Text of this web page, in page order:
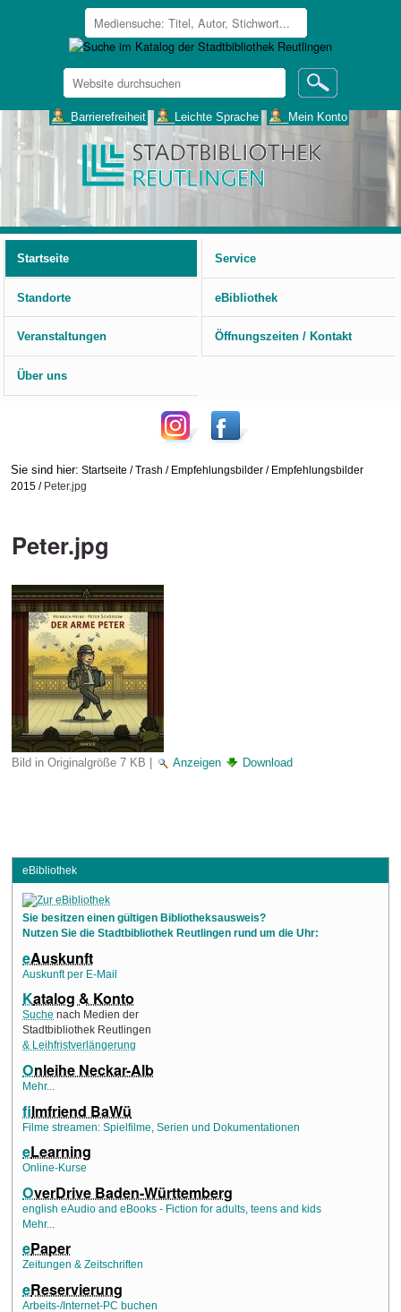
Website
durchsuchen
___Barrierefreiheit ___Leichte Sprache ___Mein Konto
Startseite
Service
Standorte eBibliothek
Veranstaltungen Öffnungszeiten / Kontakt
Über uns
Sie sind hier: Startseite /Trash / Empfehlungsbilder / Empfehlungsbilder
2015 / Peter.jpg
Peter.jpg
Bild in Originalgröße 7 KB | Anzeigen Download
eBibliothek
Sie besitzen einen gültigen Bibliotheksausweis?
Nutzen Sie die Stadtbibliothek Reutlingen rund um die Uhr:
eAuskunft
Auskunft per E-Mail
Katalog & Konto
Suche nach Medien der
Stadtbibliothek Reutlingen
& Leihfristverlängerung
Onleihe Neckar-Alb
Mehr...
filmfriend BaWü
Filme streamen: Spielfilme, Serien und Dokumentationen
eLearning
Online-Kurse
OverDrive Baden-Württemberg
english eAudio and eBooks - Fiction for adults, teens and kids
Mehr...
ePaper
Zeitungen & Zeitschriften
eReservierung
Arbeits-/Internet-PC buchen